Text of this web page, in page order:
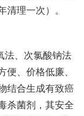
清理一次）。
、次氯酸钠法
便、价格低廉、
结合生成有致癌
杀菌剂，其安全